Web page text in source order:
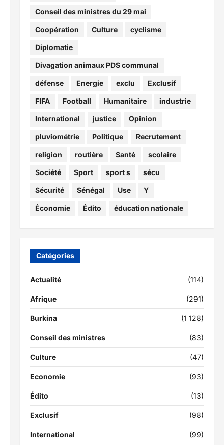
Conseil des ministres du 29 mai
Coopération Culture cyclisme
Diplomatie
Divagation animaux PDS communal
défense Energie exclu Exclusif
FIFA Football Humanitaire industrie
International justice Opinion
pluviométrie Politique Recrutement
religion routière Santé scolaire
Société Sport sport s sécu
Sécurité Sénégal Use Y
Économie Édito éducation nationale
Catégories
Actualité (114)
Afrique (291)
Burkina (1 128)
Conseil des ministres (83)
Culture (47)
Economie (93)
Édito (13)
Exclusif (98)
International (99)